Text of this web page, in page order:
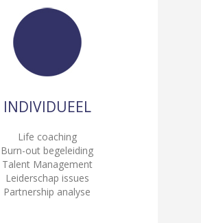
INDIVIDUEEL
Life coaching
Burn-out begeleiding
Talent Management
Leiderschap issues
Partnership analyse